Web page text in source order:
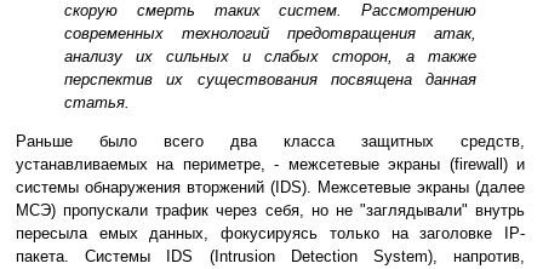
скорую смерть таких систем. Рассмотрению
современных технологий предотвращения атак,
анализу их сильных и слабых сторон, а также
перспектив их существования посвящена данная
статья.
Раньше было всего два класса защитных средств,
устанавливаемых на периметре, - межсетевые экраны (firewall) и
системы обнаружения вторжений (IDS). Межсетевые экраны (далее
МСЭ) пропускали трафик через себя, но не "заглядывали" внутрь
пересыла емых данных, фокусируясь только на заголовке IP-
пакета. Системы IDS (Intrusion Detection System), напротив,